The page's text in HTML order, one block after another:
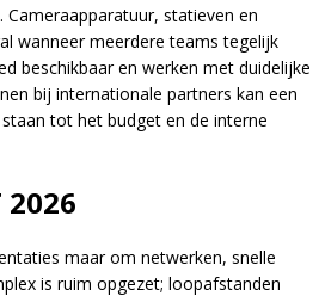
statieven en
wanneer meerdere teams tegelijk
beschikbaar en werken met duidelijke
bij internationale partners kan een
tot het budget en de interne
maar om netwerken, snelle
is ruim opgezet; loopafstanden